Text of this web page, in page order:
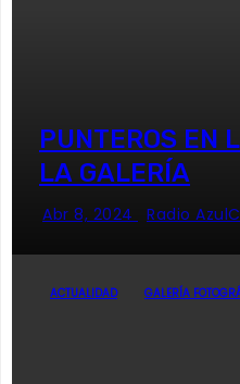
PUNTEROS EN
LA GALERÍA
Abr 8, 2024 Radio
ACTUALIDAD GALERÍA